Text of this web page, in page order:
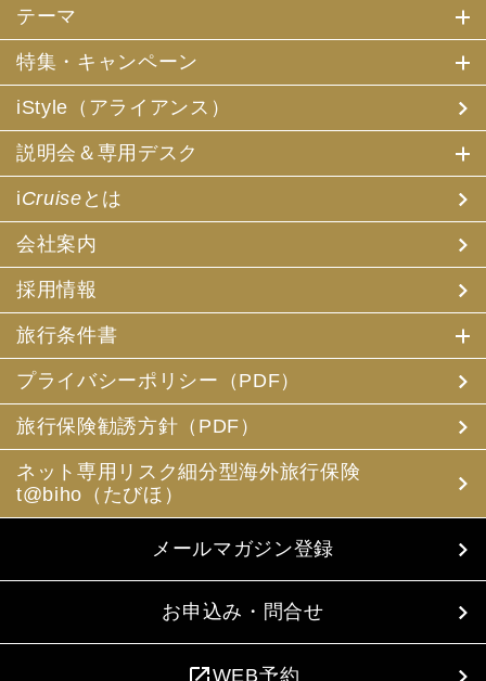
テーマ
特集・キャンペーン
iStyle（アライアンス）
説明会＆専用デスク
iCruise とは
会社案内
採用情報
旅行条件書
プライバシーポリシー（PDF）
旅行保険勧誘方針（PDF）
ネット専用リスク細分型海外旅行保険
t@biho（たびほ）
メールマガジン登録
お申込み・問合せ
WEB予約